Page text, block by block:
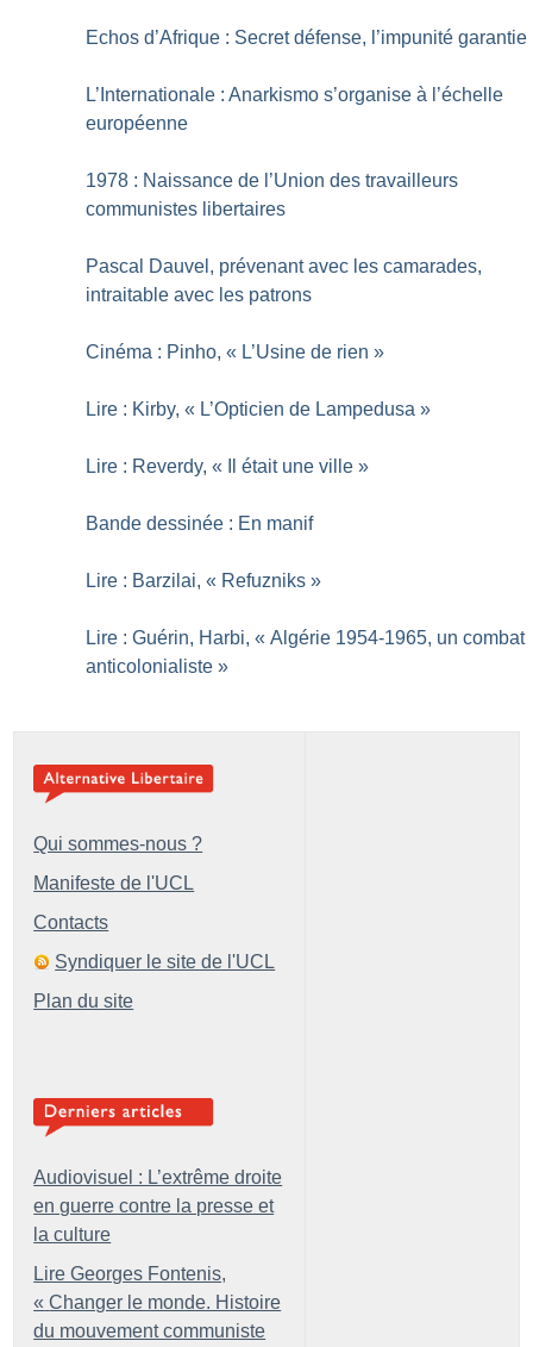
Echos d’Afrique : Secret défense, l’impunité garantie
L’Internationale : Anarkismo s’organise à l’échelle
européenne
1978 : Naissance de l’Union des travailleurs
communistes libertaires
Pascal Dauvel, prévenant avec les camarades,
intraitable avec les patrons
Cinéma : Pinho, « L’Usine de rien »
Lire : Kirby, « L’Opticien de Lampedusa »
Lire : Reverdy, « Il était une ville »
Bande dessinée : En manif
Lire : Barzilai, « Refuzniks »
Lire : Guérin, Harbi, « Algérie 1954-1965, un combat
anticolonialiste »
Qui sommes-nous ?
Manifeste de l'UCL
Contacts
Syndiquer le site de l'UCL
Plan du site
Audiovisuel : L’extrême droite
en guerre contre la presse et
la culture
Lire Georges Fontenis,
« Changer le monde. Histoire
du mouvement communiste